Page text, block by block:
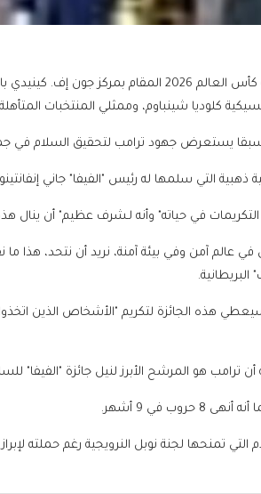
جون إف. كينيدي بالعاصمة
كلوديا شينباوم، وممثلي المنتخبات المتأهلة
يستعرض جهود ترامب لتحقيق السلام في
التي سلمها له رئيس "الفيفا" جاني
في حياته" وأنه لـشرف عظيم" أن ينال
في عالم آمن وفي بيئة آمنة، نريد أن نتحد، هذا
البريطانية.
هذه الجائزة لتكريم "الأشخاص الذين
ترامب هو المرشح الأبرز لنيل جائزة "الفيفا"
في 9 أشهر.
تمنحها لجنة نوبل النرويجية رغم حملته لإبراز